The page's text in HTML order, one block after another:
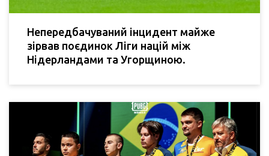
Непередбачуваний інцидент майже
зірвав поєдинок Ліги націй між
Нідерландами та Угорщиною.